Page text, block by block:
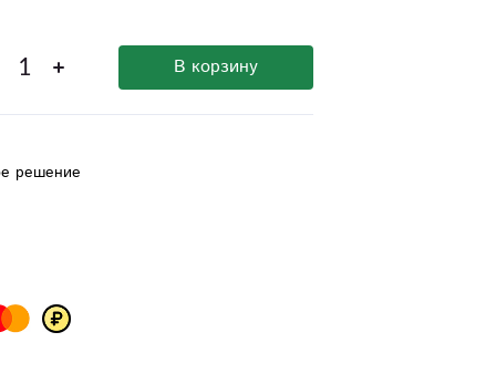
В корзину
решение